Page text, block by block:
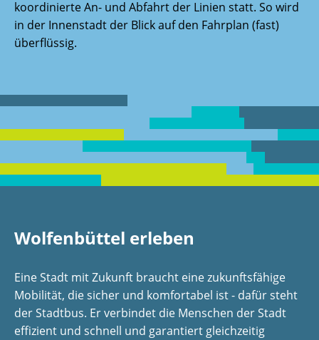
koordinierte An- und Abfahrt der Linien statt. So wird
in der Innenstadt der Blick auf den Fahrplan (fast)
überflüssig.
Wolfenbüttel erleben
Eine Stadt mit Zukunft braucht eine zukunftsfähige
Mobilität, die sicher und komfortabel ist - dafür steht
der Stadtbus. Er verbindet die Menschen der Stadt
effizient und schnell und garantiert gleichzeitig